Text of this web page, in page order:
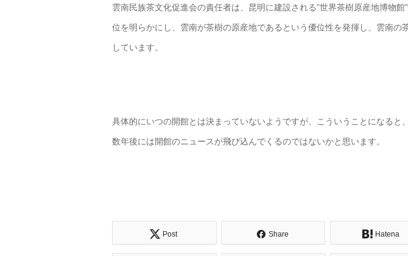
雲南民族茶文化促進会の責任者は、昆明に建設される”世界茶樹原産地博物
位を明らかにし、雲南が茶樹の原産地であるという優位性を発揮し、雲南の
しています。
具体的にいつの開館とは決まっていないようですが、こういうことになると
数年後には開館のニュースが飛び込んでくるのではないかと思います。
Post Share Hatena